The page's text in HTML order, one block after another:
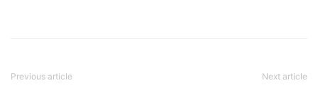
Previous article Next article